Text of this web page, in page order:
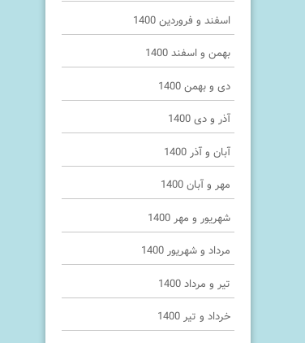
اسفند و فروردین 1400
بهمن و اسفند 1400
دی و بهمن 1400
آذر و دی 1400
آبان و آذر 1400
مهر و آبان 1400
شهریور و مهر 1400
مرداد و شهریور 1400
تیر و مرداد 1400
خرداد و تیر 1400